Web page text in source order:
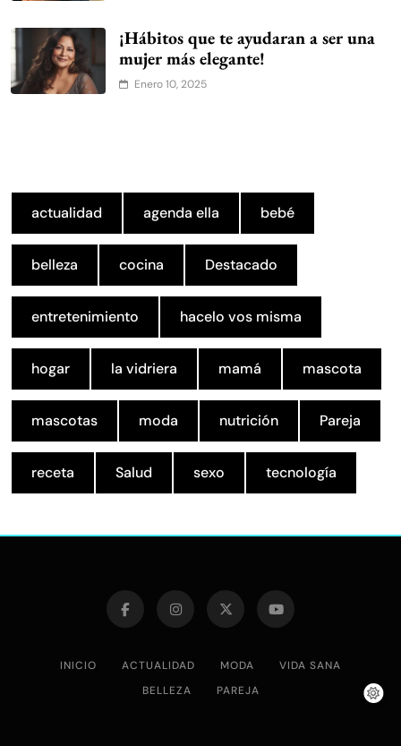
¡Hábitos que te ayudaran a ser una
mujer más elegante!
Enero 10, 2025
actualidad agenda ella bebé
belleza cocina Destacado
entretenimiento hacelo vos misma
hogar la vidriera mamá mascota
mascotas moda nutrición Pareja
receta Salud sexo tecnología
INICIO ACTUALIDAD MODA
VIDA SANA
BELLEZA
PAREJA